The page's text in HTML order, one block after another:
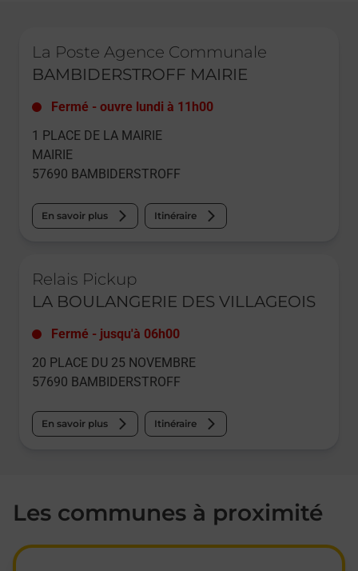
La Poste Agence Communale
BAMBIDERSTROFF MAIRIE
Fermé - ouvre lundi à 11h00
1 PLACE DE LA MAIRIE
MAIRIE
57690 BAMBIDERSTROFF
En savoir plus Itinéraire
Relais Pickup
LA BOULANGERIE DES VILLAGEOIS
Fermé - jusqu'à 06h00
20 PLACE DU 25 NOVEMBRE
57690 BAMBIDERSTROFF
En savoir plus Itinéraire
Les communes à proximité